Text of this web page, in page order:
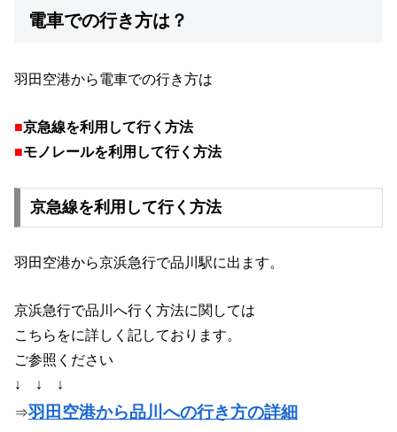
電車での行き方は？
羽田空港から電車での行き方は
■京急線を利用して行く方法
■モノレールを利用して行く方法
京急線を利用して行く方法
羽田空港から京浜急行で品川駅に出ます。
京浜急行で品川へ行く方法に関しては
こちらをに詳しく記しております。
ご参照ください
↓ ↓ ↓
⇒羽田空港から品川への行き方の詳細